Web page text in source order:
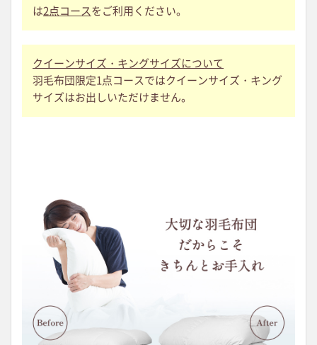
は2点コース をご利用ください。
クイーンサイズ・キングサイズについて
羽毛布団限定1点コースではクイーンサイズ・キング
サイズはお出しいただけません。